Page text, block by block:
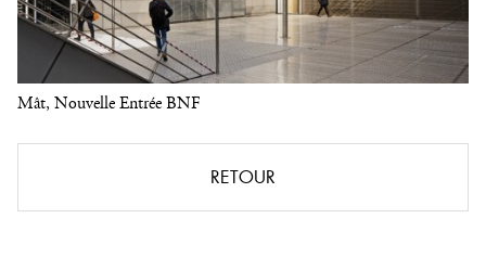
Mât, Nouvelle Entrée BNF
RETOUR